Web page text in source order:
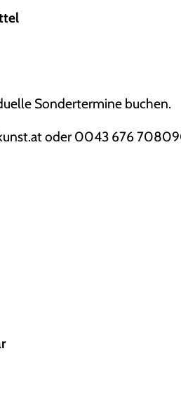
Sondertermine buchen.
oder 0043 676